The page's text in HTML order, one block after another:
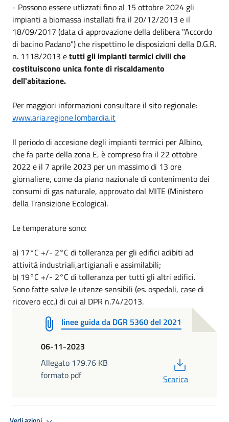
- Possono essere utlizzati fino al 15 ottobre 2024 gli
impianti a biomassa installati fra il 20/12/2013 e il
18/09/2017 (data di approvazione della delibera "Accordo
di bacino Padano") che rispettino le disposizioni della D.G.R.
n. 1118/2013 etutti gli impianti termici civili che
costituiscono unica fonte di riscaldamento
dell'abitazione.
Per maggiori informazioni consultare il sito regionale:
www.aria.regione.lombardia.it
Il periodo di accesione degli impianti termici per Albino,
che fa parte della zona E, è compreso fra il 22 ottobre
2022 e il 7 aprile 2023 per un massimo di 13 ore
giornaliere, come da piano nazionale di contenimento dei
consumi di gas naturale, approvato dal MITE (Ministero
della Transizione Ecologica).
Le temperature sono:
a) 17°C +/- 2°C di tolleranza per gli edifici adibiti ad
attività industriali,artigianali e assimilabili;
b) 19°C +/- 2°C di tolleranza per tutti gli altri edifici.
Sono fatte salve le utenzesensibili (es. ospedali, case di
ricoveroecc.)di cui al DPR n.74/2013.
linee guida da DGR 5360 del 2021
06-11-2023
Allegato 179.76 KB
formato pdf
Scarica